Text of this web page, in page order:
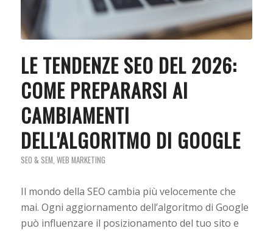
LE TENDENZE SEO DEL 2026:
COME PREPARARSI AI
CAMBIAMENTI
DELL'ALGORITMO DI GOOGLE
SEO & SEM WEB MARKETING
Il mondo della SEO cambia più velocemente che
mai. Ogni aggiornamento dell’algoritmo di Google
può influenzare il posizionamento del tuo sito e